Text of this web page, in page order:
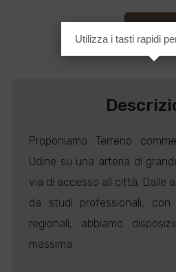
Cod. 36
Proponiamo Terreno
Udine su una arteria di
via di accesso all città. Dalle
da studi professionali,
regionali, abbiamo
massima.
Utilizza i tasti rapidi